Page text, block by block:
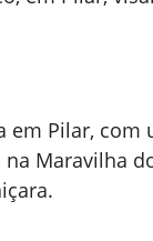
em Pilar,
Maravilha